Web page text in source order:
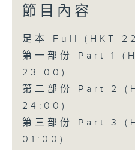
節目內容
足本 Full (HKT
第一部份 Part 1
23:00)
第二部份 Part 2
24:00)
第三部份 Part 3
01:00)